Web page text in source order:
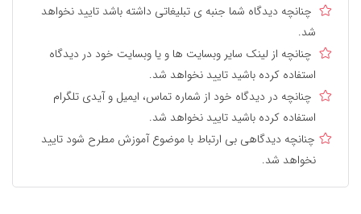
چنانچه دیدگاه شما جنبه ی تبلیغاتی داشته باشد تایید نخواهد
شد.
چنانچه از لینک سایر وبسایت ها و یا وبسایت خود در دیدگاه
استفاده کرده باشید تایید نخواهد شد.
چنانچه در دیدگاه خود از شماره تماس، ایمیل و آیدی تلگرام
استفاده کرده باشید تایید نخواهد شد.
چنانچه دیدگاهی بی ارتباط با موضوع آموزش مطرح شود تایید
نخواهد شد.